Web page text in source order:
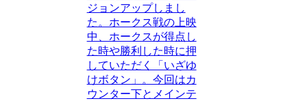
ジョンアップしまし
た。ホークス戦の上映
中、ホークスが得点し
た時や勝利した時に押
していただく「いざゆ
けボタン」。今回はカ
ウンター下とメインテ